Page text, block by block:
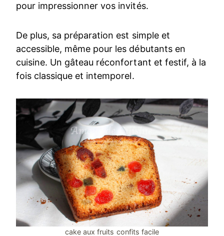
pour impressionner vos invités.
De plus, sa préparation est simple et
accessible, même pour les débutants en
cuisine. Un gâteau réconfortant et festif, à la
fois classique et intemporel.
cake aux fruits confits facile